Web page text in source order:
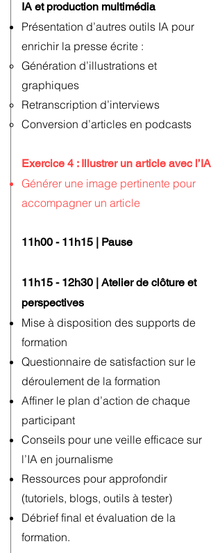
IA et production multimédia
Présentation d’autres outils IA pour
enrichir la presse écrite :
Génération d’illustrations et
graphiques
Retranscription d’interviews
Conversion d’articles en podcasts
Exercice 4 : Illustrer un article avec l’IA
Générer une image pertinente pour
accompagner un article
11h00 - 11h15 | Pause
11h15 - 12h30 | Atelier de clôture et
perspectives
Mise à disposition des supports de
formation
Questionnaire de satisfaction sur le
déroulement de la formation
Affiner le plan d’action de chaque
participant
Conseils pour une veille efficace sur
l’IA en journalisme
Ressources pour approfondir
(tutoriels, blogs, outils à tester)
Débrief final et évaluation de la
formation.